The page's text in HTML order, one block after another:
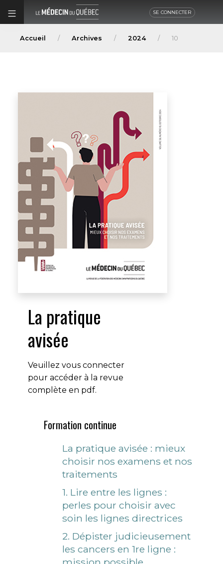
SE CONNECTER
Accueil Archives 2024 10
La pratique
avisée
Veuillez vous connecter
pour accéder à la revue
complète en pdf.
Formation continue
La pratique avisée : mieux
choisir nos examens et nos
traitements
1. Lire entre les lignes :
perles pour choisir avec
soin les lignes directrices
2. Dépister judicieusement
les cancers en 1re ligne :